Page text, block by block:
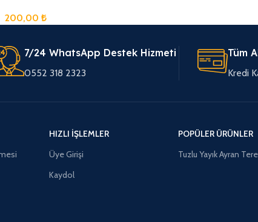
200,00 ₺
7/24 WhatsApp Destek Hizmeti
0552 318 2323
Tüm
Kredi
HIZLI İŞLEMLER
Üye Girişi
Kaydol
POPÜLER ÜRÜNLER
Tuzlu Yayık Ayran